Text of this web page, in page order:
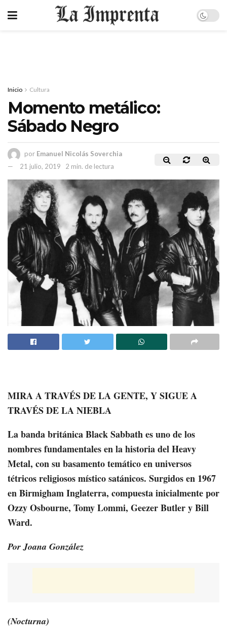
Inicio Cultura
Momento metálico:
Sábado Negro
por Emanuel Nicolás Soverchia
21 julio, 2019
2 min. de lectura
MIRA A TRAVÉS DE LA GENTE, Y SIGUE A
TRAVÉS DE LA NIEBLA
La banda británica Black Sabbath es uno de los
nombres fundamentales en la historia del Heavy
Metal, con su basamento temático en universos
tétricos religiosos místico satánicos. Surgidos en 1967
en Birmigham Inglaterra, compuesta inicialmente por
Ozzy Osbourne, Tomy Lommi, Geezer Butler y Bill
Ward.
Por Joana González
(Nocturna)